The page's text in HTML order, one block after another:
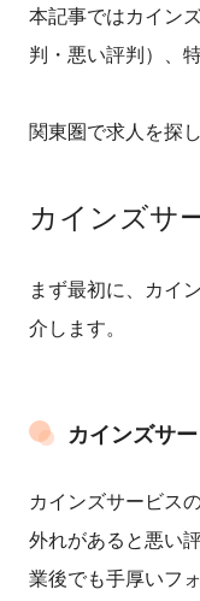
本記事ではカイン
判・悪い評判）、
関東圏で求人を探
カインズサ
まず最初に、カイ
介します。
カインズサ
カインズサービス
外れがあると悪い
業後でも手厚いフ